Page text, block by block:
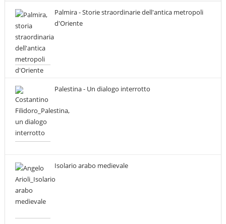
Palmira - Storie straordinarie dell'antica metropoli
d'Oriente
Palestina - Un dialogo interrotto
Isolario arabo medievale